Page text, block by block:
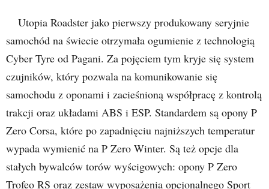
Utopia Roadster jako pierwszy produkowany seryjnie
samochód na świecie otrzymała ogumienie z technologią
Cyber Tyre od Pagani. Za pojęciem tym kryje się system
czujników, który pozwala na komunikowanie się
samochodu z oponami i zacieśnioną współpracę z kontrolą
trakcji oraz układami ABS i ESP. Standardem są opony P
Zero Corsa, które po zapadnięciu najniższych temperatur
wypada wymienić na P Zero Winter. Są też opcje dla
stałych bywalców torów wyścigowych: opony P Zero
Trofeo RS oraz zestaw wyposażenia opcjonalnego Sport